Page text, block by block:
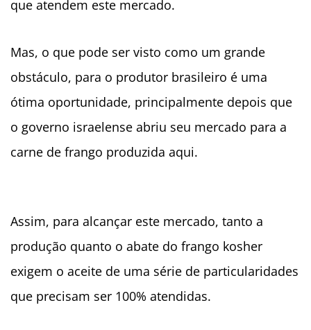
que atendem este mercado.
Mas, o que pode ser visto como um grande
obstáculo, para o produtor brasileiro é uma
ótima oportunidade, principalmente depois que
o governo israelense abriu seu mercado para a
carne de frango produzida aqui.
Assim, para alcançar este mercado, tanto a
produção quanto o abate do frango kosher
exigem o aceite de uma série de particularidades
que precisam ser 100% atendidas.